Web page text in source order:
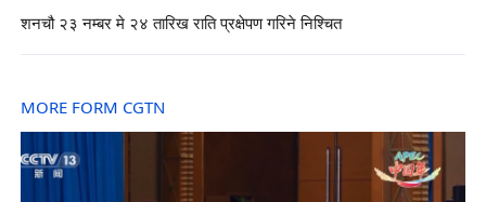
शनचौ २३ नम्बर मे २४ तारिख राति प्रक्षेपण गरिने निश्चित
MORE FORM CGTN